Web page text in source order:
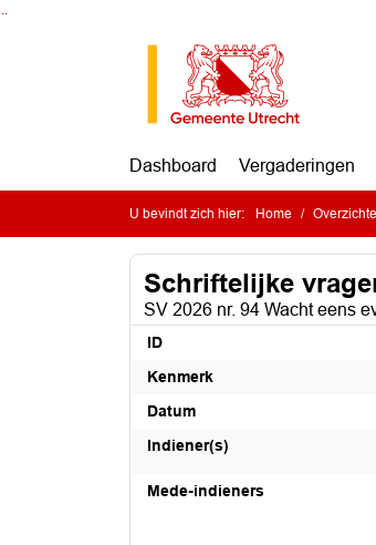
Dashboard Vergaderingen
U bevindt zich hier: Home
Schriftelijke
SV 2026 nr. 94 Wacht eens
ID
Kenmerk
Datum
Indiener(s)
Mede-indieners